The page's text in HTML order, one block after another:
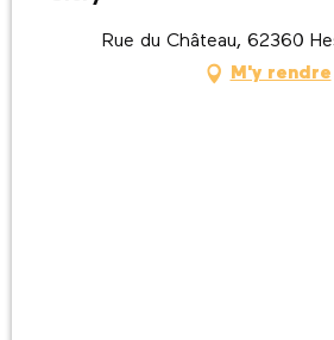
Rue du Château, 62360
M'y rendre